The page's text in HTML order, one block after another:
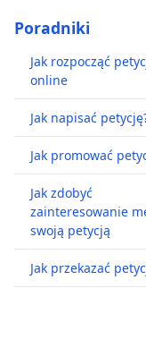
Poradniki
Jak rozpocząć
online
Jak napisać
Jak promować
Jak zdobyć
zainteresowanie
swoją petycją
Jak przekazać